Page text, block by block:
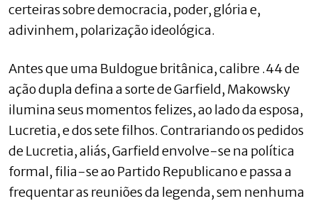
certeiras sobre democracia, poder, glória e,
adivinhem, polarização ideológica.
Antes que uma Buldogue britânica, calibre .44 de
ação dupla defina a sorte de Garfield, Makowsky
ilumina seus momentos felizes, ao lado da esposa,
Lucretia, e dos sete filhos. Contrariando os pedidos
de Lucretia, aliás, Garfield envolve-se na política
formal, filia-se ao Partido Republicano e passa a
frequentar as reuniões da legenda, sem nenhuma